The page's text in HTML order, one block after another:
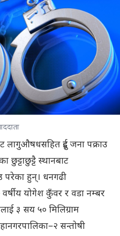
लागुऔषधसहित दुई जना पक्राउ
स्थानबाट
परेका हुन्। धनगढी
योगेश कुँवर र वडा नम्बर
३ सय ५० मिलिग्राम
सन्तोषी